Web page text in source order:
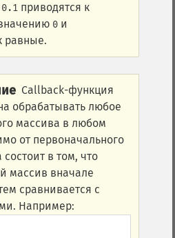
0.1 приводятся к
0 и
равные.
Callback-функция
обрабатывать любое
массива в любом
от первоначального
в том, что
массив вначале
сравнивается с
Например: